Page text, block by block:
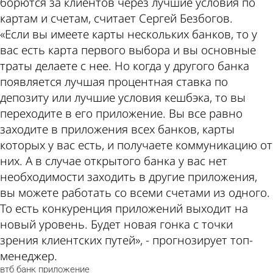
картам и счетам, считает Сергей Безбогов.
«Если вы имеете карты нескольких банков, то у
вас есть карта первого выбора и вы основные
траты делаете с нее. Но когда у другого банка
появляется лучшая процентная ставка по
депозиту или лучшие условия кешбэка, то вы
переходите в его приложение. Вы все равно
заходите в приложения всех банков, карты
которых у вас есть, и получаете коммуникацию от
них. А в случае открытого банка у вас нет
необходимости заходить в другие приложения,
вы можете работать со всеми счетами из одного.
То есть конкуренция приложений выходит на
новый уровень. Будет новая гонка с точки
зрения клиентских путей», - прогнозирует топ-
менеджер.
втб банк приложение